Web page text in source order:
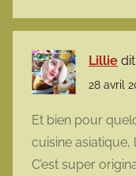
Lillie dit
28 avril
Et bien pour
cuisine
C’est super